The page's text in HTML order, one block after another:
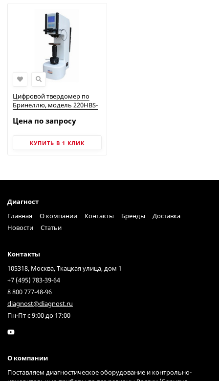
Цифровой твердомер по
Бринеллю, модель 220HВS-
Цена по запросу
КУПИТЬ В 1 КЛИК
Диагност
Главная
О компании Контакты Бренды
Доставка
Новости
Статьи
Контакты
105318, Москва, Ткацкая улица, дом 1
+7 (495) 783-39-64
8 800 777-48-96
diagnost@diagnost.ru
Пн-Пт с 9:00 до 17:00
О компании
Поставляем диагностическое оборудование и контрольно-